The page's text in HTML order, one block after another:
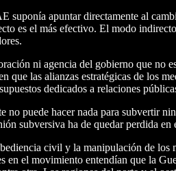
suponía apuntar directamente al
es el más efectivo. El modo
ni agencia del gobierno que no
que las alianzas estratégicas de los
dedicados a relaciones
no puede hacer nada para subvertir
subversiva ha de quedar perdida
civil y la manipulación de
en el movimiento entendían que la